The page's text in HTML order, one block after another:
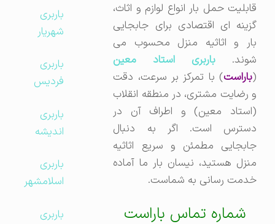
قابلیت حمل بار انواع لوازم و اثاث،
گزینه ای اقتصادی برای جابجایی
بار و اثاثیه منزل محسوب می
شوند.باربری استاد معین
باراست) با تمرکز بر سرعت، دقت
و رضایت مشتری، در منطقه انقلاب
(استاد معین) و اطراف آن در
دسترس است. اگر به دنبال
جابجایی مطمئن و سریع اثاثیه
منزل هستید، نیسان بار ما آماده
خدمت رسانی به شماست.
شماره تماس باراست
باربری
شهریار
باربری
فردیس
باربری
اندیشه
باربری
اسلامشهر
باربری